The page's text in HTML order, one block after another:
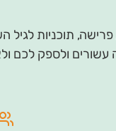
תוכניות לגיל
עשורים ולספק לכם